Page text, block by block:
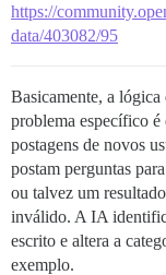
https://
data/403082/95
Basicamente, a lógica
problema específico é
postagens de novos
postam perguntas
ou talvez um
inválido. A IA
escrito e altera a
exemplo.